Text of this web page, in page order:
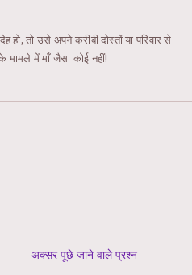
तो उसे अपने करीबी दोस्तों या परिवार से
में माँ जैसा कोई नहीं!
अक्सर पूछे जाने वाले प्रश्न